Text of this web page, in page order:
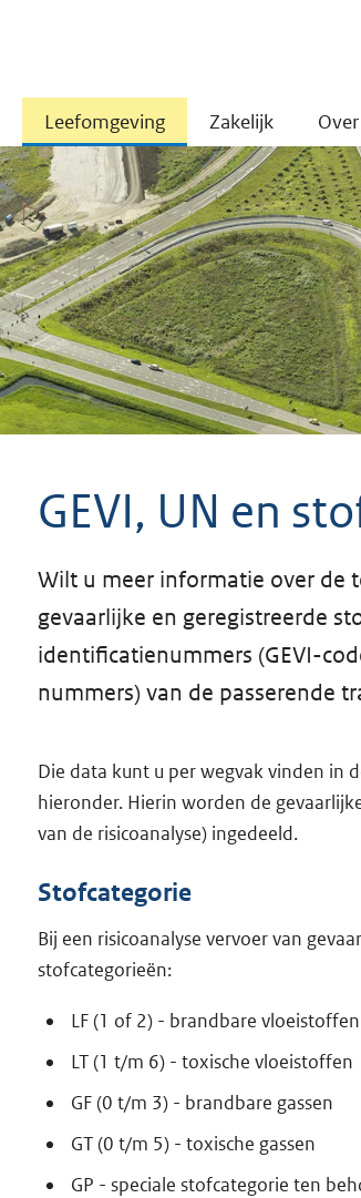
Leefomgeving Zakelijk
GEVI, UN en
Wilt u meer informatie over de
gevaarlijke en geregistreerde
identificatienummers (GEVI-
nummers) van de passerende
Die data kunt u per wegvak vinden in
hieronder. Hierin worden de
van de risicoanalyse) ingedeeld.
Stofcategorie
Bij een risicoanalyse vervoer van
stofcategorieën:
LF (1 of 2) - brandbare vloeistoffen
LT (1 t/m 6) - toxische vloeistoffen
GF (0 t/m 3) - brandbare gassen
GT (0 t/m 5) - toxische gassen
GP - speciale stofcategorie ten